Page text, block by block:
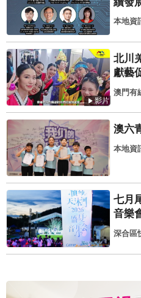
本地資
影片
北川
獻藝
澳門有
澳六
本地資
七月
音樂
深合區